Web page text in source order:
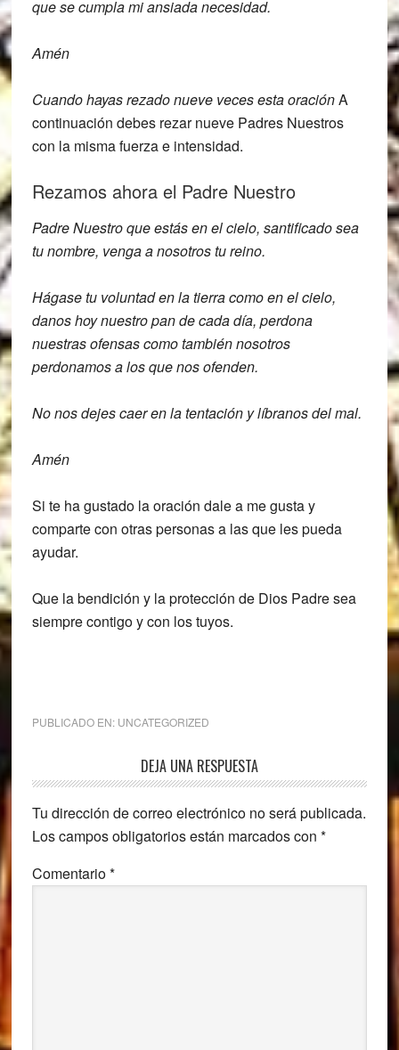
que se cumpla mi ansiadanecesidad.
Amén
Cuando hayas rezado nueve veces esta oraciónA
continuación debes rezar nueve Padres Nuestros
con la misma fuerza e intensidad.
Rezamos ahora el Padre Nuestro
Padre Nuestro que estás en el cielo, santificado sea
tu nombre, venga a nosotros tu reino.
Hágase tu voluntad en la tierra como en el cielo,
danos hoy nuestro pan de cada día, perdona
nuestras ofensas como también nosotros
perdonamos a los que nos ofenden.
No nos dejes caer en la tentación y líbranos del mal.
Amén
Si te ha gustado la oración dale a me gusta y
comparte con otras personas a las que les pueda
ayudar.
Que la bendición y la protección de Dios Padre sea
siempre contigo y con los tuyos.
PUBLICADO EN: UNCATEGORIZED
Interacciones
con
los
lectores
DEJA UNA RESPUESTA
Tu dirección de correo electrónico no será publicada.
Los campos obligatorios están marcados con *
Comentario*